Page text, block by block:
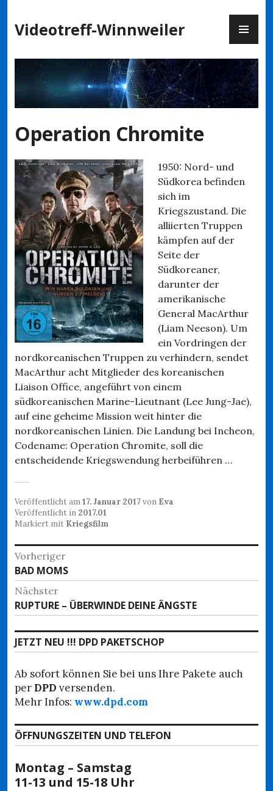
Inhalt
springen
Videotreff-Winnweiler
Operation Chromite
1950: Nord- und
Südkorea befinden
sich im
Kriegszustand. Die
alliierten Truppen
kämpfen auf der
Seite der
Südkoreaner,
darunter der
amerikanische
General MacArthur
(Liam Neeson). Um
ein Vordringen der
nordkoreanischen Truppen zu verhindern, sendet
MacArthur acht Mitglieder des koreanischen
Liaison Office, angeführt von einem
südkoreanischen Marine-Lieutnant (Lee Jung-Jae),
auf eine geheime Mission weit hinter die
nordkoreanischen Linien. Die Landung bei Incheon,
Codename: Operation Chromite, soll die
entscheidende Kriegswendung herbeiführen …
Veröffentlicht am17. Januar 2017von Eva
Veröffentlicht in 2017.01
Markiert mit Kriegsfilm
Beitragsnavigation
Vorheriger
Vorheriger
Beitrag:
BAD MOMS
Nächster
Nächster
Beitrag:
RUPTURE – ÜBERWINDE DEINE ÄNGSTE
JETZT NEU !!! DPD PAKETSCHOP
Ab sofort können Sie bei uns Ihre Pakete auch
per DPD versenden.
Mehr Infos: www.dpd.com
ÖFFNUNGSZEITEN UND TELEFON
Montag – Samstag
11-13 und 15-18 Uhr